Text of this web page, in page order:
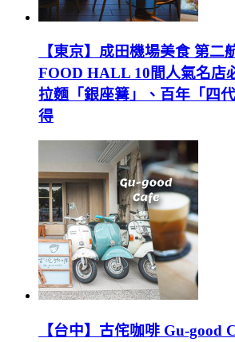
【東京】成田機場美食 第二
FOOD HALL 10間人氣名店
拉麵「銀座篝」、百年「四
得
【台中】古侘咖啡 Gu-good